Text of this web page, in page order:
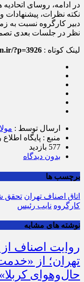
در ادامه، روسای
نکته نظرات، پیشنهادات
دبیر کارگروه نسبت به
نظر در جلسات بعدی
لینک کوتاه : ?p=3926
ارسال توسط :
منبع : پایگاه اطلاع ‎رسانی اتاق اصناف تهران
577 بازدید
بدون دیدگاه
برچسب ها
اتاق اصناف تهران تحقق
کارگروه نایب رئیس
نوشته های مشابه
روایت اصناف از
تهران؛ از
حال‌وهوای کربلا»